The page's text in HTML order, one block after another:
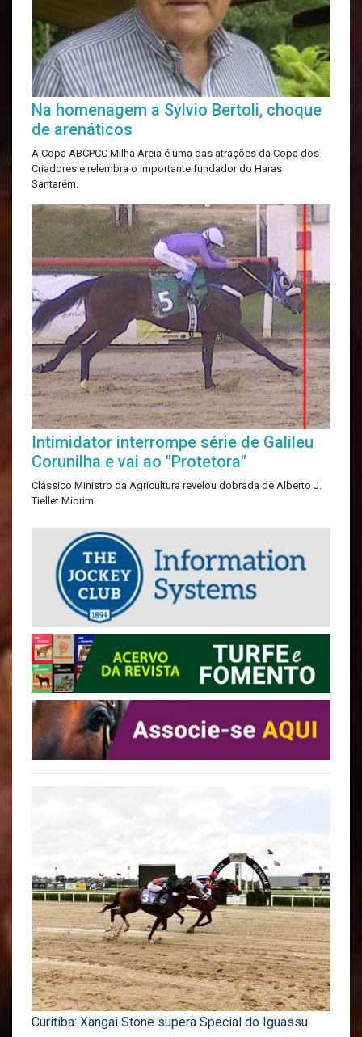
Na homenagem a Sylvio Bertoli, choque
de arenáticos
A Copa ABCPCC Milha Areia é uma das atrações da Copa dos
Criadores e relembra o importante fundador do Haras
Santarém.
Intimidator interrompe série de Galileu
Corunilha e vai ao "Protetora"
Clássico Ministro da Agricultura revelou dobrada de Alberto J.
Tiellet Miorim.
Curitiba: Xangai Stone supera Special do Iguassu